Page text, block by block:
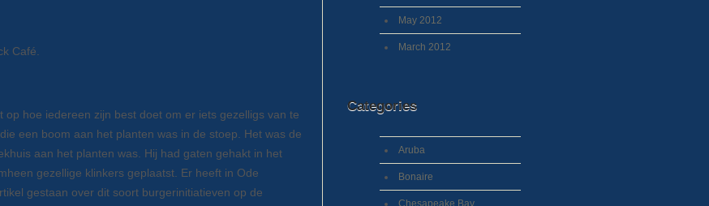
Café.
hoe iedereen zijn best doet om er iets gezelligs van te
een boom aan het planten was in de stoep. Het was de
aan het planten was. Hij had gaten gehakt in het
gezellige klinkers geplaatst. Er heeft in Ode
gestaan over dit soort burgerinitiatieven op de
May 2012
March 2012
Categories
Aruba
Bonaire
Chesapeake Bay